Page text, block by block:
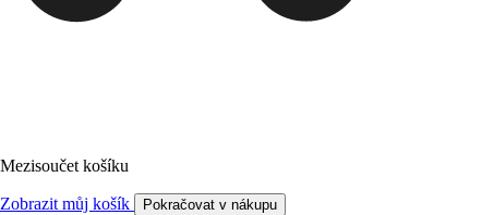
Mezisoučet košíku
Zobrazit můj košík Pokračovat v nákupu